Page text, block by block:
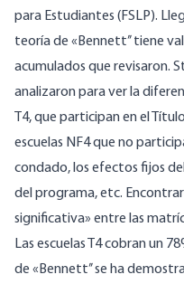
para Estudiantes (FSLP).
teoría de «Bennett’’ tiene
acumulados que revisaron.
analizaron para ver la
T4, que participan en el
escuelas NF4 que no
condado, los efectos fijos
del programa, etc.
significativa» entre las
Las escuelas T4 cobran un
de «Bennett’’ se ha